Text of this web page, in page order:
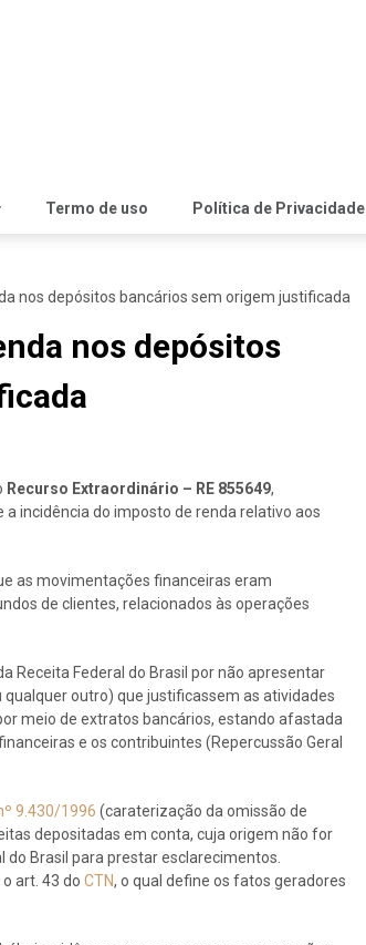
Termo de uso Política de Privacidade
nos depósitos bancários sem origem justificada
nos depósitos
Recurso Extraordinário – RE 855649,
incidência do imposto de renda relativo aos
as movimentações financeiras eram
de clientes, relacionados às operações
Receita Federal do Brasil por não apresentar
outro) que justificassem as atividades
meio de extratos bancários, estando afastada
e os contribuintes (Repercussão Geral
nº 9.430/1996 (caraterização da omissão de
depositadas em conta, cuja origem não for
Brasil para prestar esclarecimentos.
art. 43 do CTN, o qual define os fatos geradores